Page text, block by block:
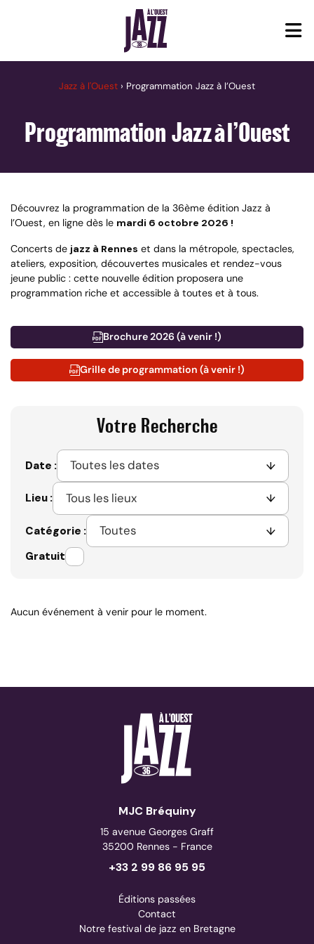
Jazz à l'Ouest › Programmation Jazz à l’Ouest
Programmation Jazz à l’Ouest
Découvrez la programmation de la 36ème édition Jazz à
l’Ouest, en ligne dès le mardi 6 octobre 2026 !
Concerts de jazz à Rennes et dans la métropole, spectacles,
ateliers, exposition, découvertes musicales et rendez-vous
jeune public : cette nouvelle édition proposera une
programmation riche et accessible à toutes et à tous.
Brochure 2026 (à venir !)
Grille de programmation (à venir !)
Votre Recherche
Date :
Lieu :
Catégorie :
Gratuit
Aucun événement à venir pour le moment.
MJC Bréquiny
15 avenue Georges Graff
35200 Rennes - France
+33 2 99 86 95 95
Éditions passées
Contact
Notre festival de jazz en Bretagne